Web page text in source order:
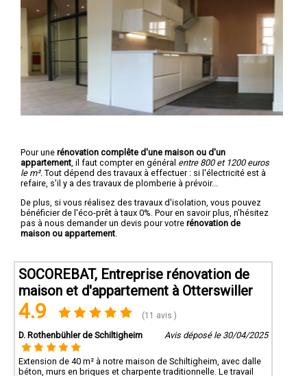
Pour une rénovation complête d'une maison ou d'un
appartement , il faut compter en général entre 800 et 1200 euros
le m². Tout dépend des travaux à effectuer : si l'électricité est à
refaire, s'il y a des travaux de plomberie à prévoir...
De plus, si vous réalisez des travaux d'isolation, vous pouvez
bénéficier de l'éco-prêt à taux 0%. Pour en savoir plus, n'hésitez
pas à nous demander un devis pour votre rénovation de
maison ou appartement
SOCOREBAT, Entreprise rénovation de
maison et d'appartement à Otterswiller
4.9 (11 avis )
D. Rothenbühler de Schiltigheim Avis déposé le 30/04/2025
Extension de 40 m² à notre maison de Schiltigheim, avec dalle
béton, murs en briques et charpente traditionnelle. Le travail